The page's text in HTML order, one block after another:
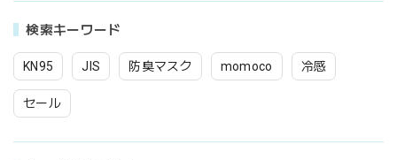
検索キーワード
KN95 JIS 防臭マスク momoco 冷感
セール